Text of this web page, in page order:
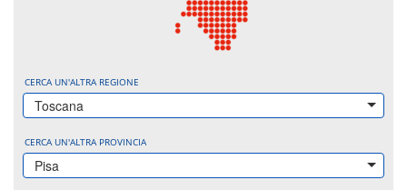
CERCA UN'ALTRA REGIONE
Toscana
CERCA UN'ALTRA PROVINCIA
Pisa